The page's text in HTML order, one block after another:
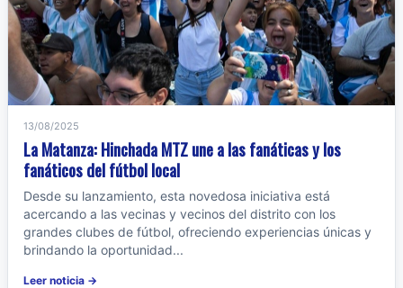
13/08/2025
La Matanza: Hinchada MTZ une a las fanáticas y los
fanáticos del fútbol local
Desde su lanzamiento, esta novedosa iniciativa está
acercando a las vecinas y vecinos del distrito con los
grandes clubes de fútbol, ofreciendo experiencias únicas y
brindando la oportunidad...
Leer noticia →